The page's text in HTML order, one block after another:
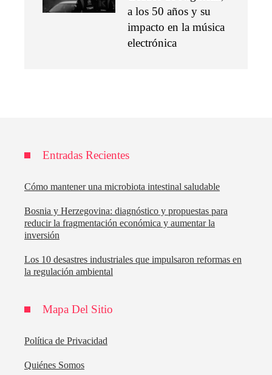
a los 50 años y su
impacto en la música
electrónica
Entradas Recientes
Cómo mantener una microbiota intestinal saludable
Bosnia y Herzegovina: diagnóstico y propuestas para
reducir la fragmentación económica y aumentar la
inversión
Los 10 desastres industriales que impulsaron reformas en
la regulación ambiental
Mapa Del Sitio
Política de Privacidad
Quiénes Somos